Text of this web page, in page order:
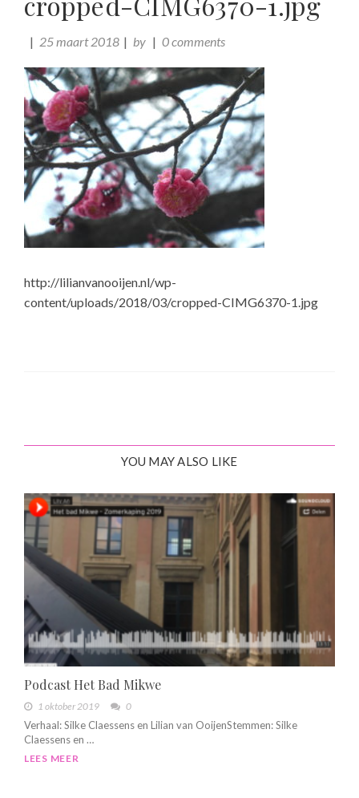
25 maart 2018 by 0 comments
http://lilianvanooijen.nl/wp-
content/uploads/2018/03/cropped-CIMG6370-1.jpg
YOU MAY ALSO LIKE
Podcast Het Bad Mikwe
1 oktober 2019 0
Verhaal: Silke Claessens en Lilian van OoijenStemmen: Silke
Claessens en …
LEES MEER